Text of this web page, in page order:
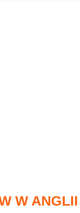
W ANGLII